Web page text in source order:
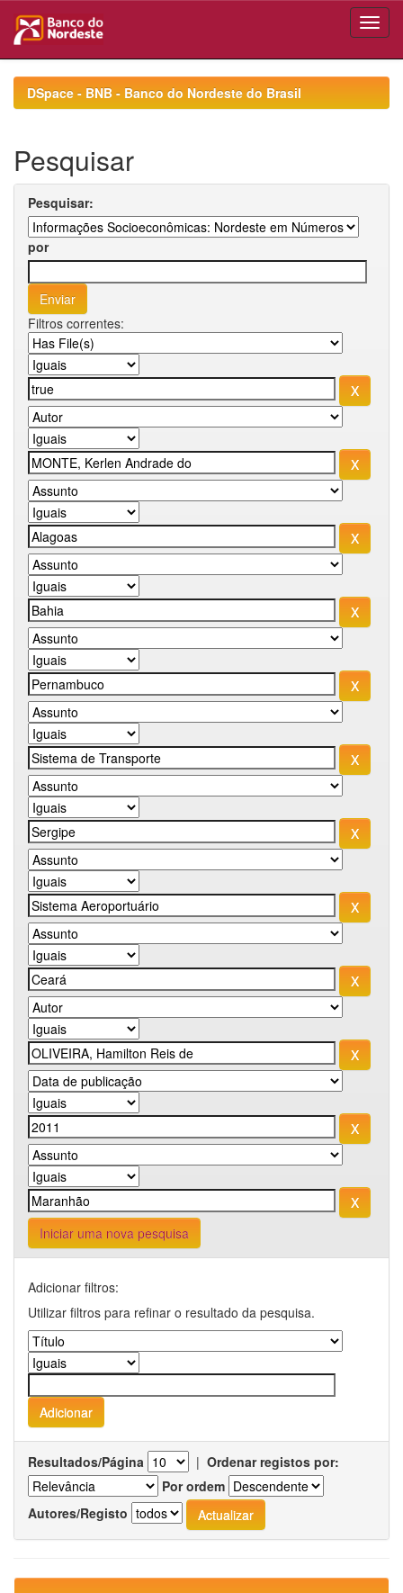
navigationDSpace - BNB - Banco do Nordeste do Brasil
Pesquisar
Pesquisar:
por
Filtros correntes:
Iniciar uma nova pesquisa
Adicionar filtros:
Utilizar filtros para refinar o resultado da pesquisa.
Resultados/Página | Ordenar registos por:
Por ordem
Autores/Registo